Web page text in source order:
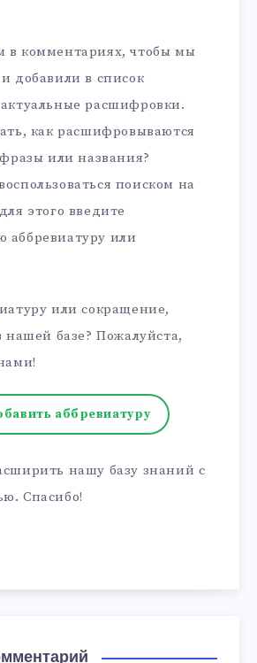
комментариях, чтобы мы
добавили в список
расшифровки.
как расшифровываются
или названия?
поиском на
этого введите
аббревиатуру или
или сокращение,
нашей базе? Пожалуйста,
аббревиатуру
нашу базу знаний с
Спасибо!